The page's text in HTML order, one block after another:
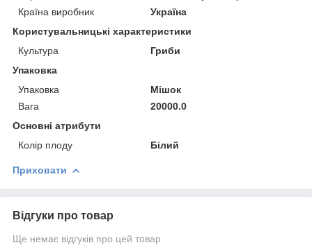
Країна виробник
Україна
Користувальницькі характеристики
Культура
Гриби
Упаковка
Упаковка
Мішок
Вага
20000.0
Основні атрибути
Колір плоду
Білий
Приховати
Відгуки про товар
Ще немає відгуків про цей товар